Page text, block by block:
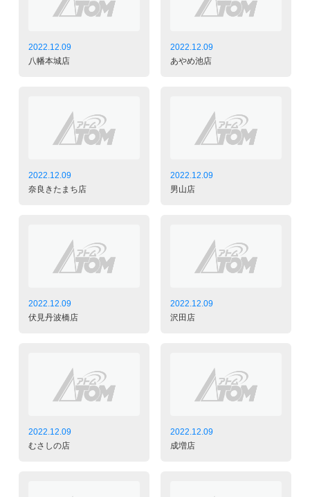
2022.12.09
八幡本城店
2022.12.09
あやめ池店
2022.12.09
奈良きたまち店
2022.12.09
男山店
2022.12.09
伏見丹波橋店
2022.12.09
沢田店
2022.12.09
むさしの店
2022.12.09
成増店